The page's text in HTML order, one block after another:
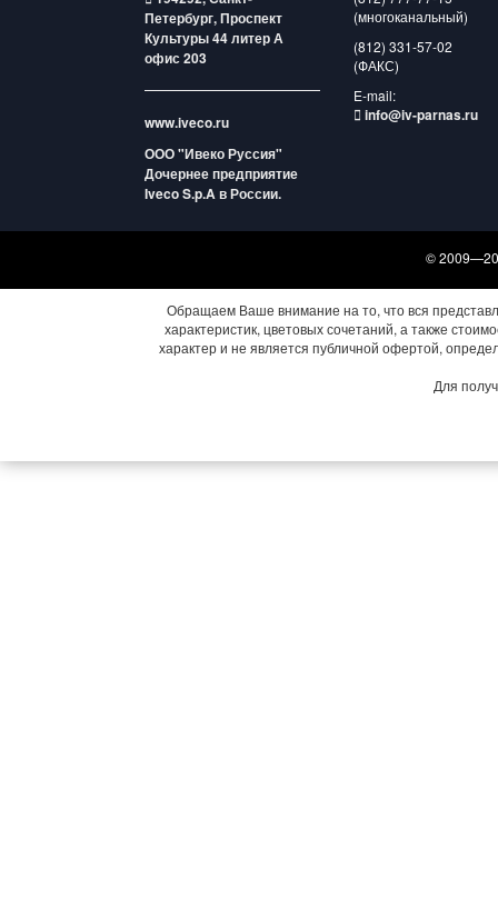
Петербург, Проспект
Культуры 44 литер А
офис 203
www.iveco.ru
ООО "Ивеко Руссия"
Дочернее предприятие
Iveco S.p.A в России.
(многоканальный)
(812) 331-57-02
(ФАКС)
E-mail:
info@iv-parnas.ru
©
Обращаем Ваше внимание на то, что вся
характеристик, цветовых сочетаний, а также
характер и не является публичной офертой,
Для